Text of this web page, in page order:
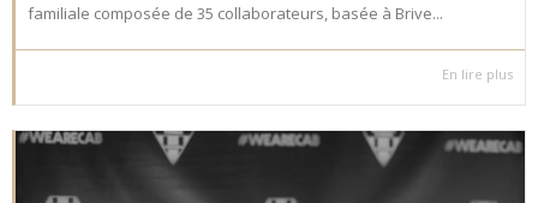
familiale composée de 35 collaborateurs, basée à Brive...
En lire plus